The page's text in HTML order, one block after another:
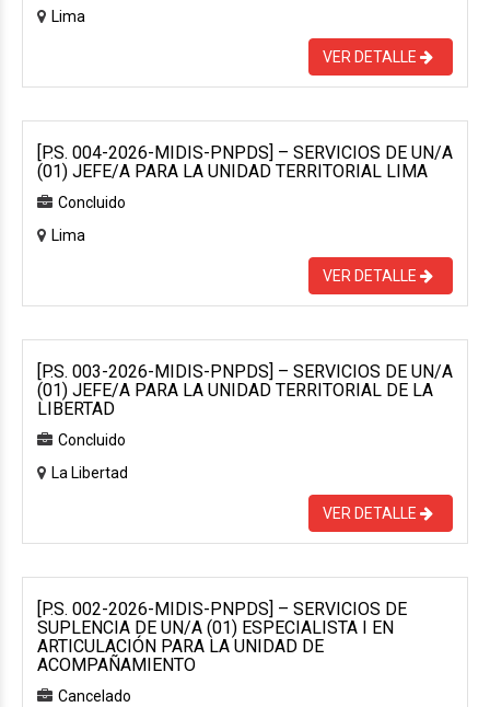
Lima
VER DETALLE
[P.S. 004-2026-MIDIS-PNPDS] – SERVICIOS DE UN/A
(01) JEFE/A PARA LA UNIDAD TERRITORIAL LIMA
Concluido
Lima
VER DETALLE
[P.S. 003-2026-MIDIS-PNPDS] – SERVICIOS DE UN/A
(01) JEFE/A PARA LA UNIDAD TERRITORIAL DE LA
LIBERTAD
Concluido
La Libertad
VER DETALLE
[P.S. 002-2026-MIDIS-PNPDS] – SERVICIOS DE
SUPLENCIA DE UN/A (01) ESPECIALISTA I EN
ARTICULACIÓN PARA LA UNIDAD DE
ACOMPAÑAMIENTO
Cancelado